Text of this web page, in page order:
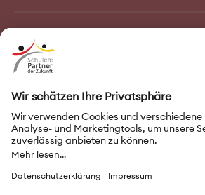
FAQ–Häufige Fragen Kontakt
Nutzungsbedingungen
Privatsphäre-Einstellungen
Leichte Sprache